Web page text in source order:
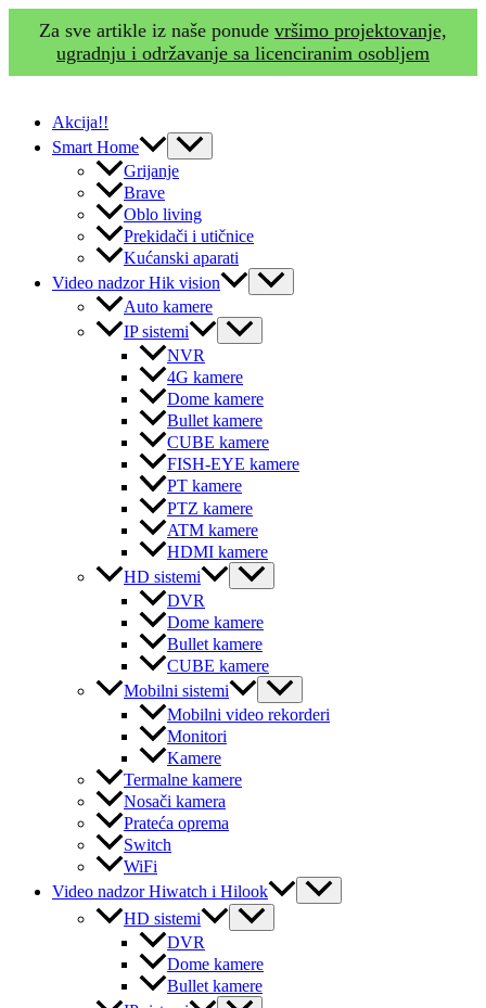
Za sve artikle iz naše ponude vršimo projektovanje,
ugradnju i održavanje sa licenciranim osobljem
contentAkcija!!
Smart Home
Menu
Toggle
Grijanje
Brave
Oblo living
Prekidači i utičnice
Kućanski aparati
Video nadzor Hik vision
Menu
Toggle
Auto kamere
IP sistemi
Menu
Toggle
NVR
4G kamere
Dome kamere
Bullet kamere
CUBE kamere
FISH-EYE kamere
PT kamere
PTZ kamere
ATM kamere
HDMI kamere
HD sistemi
Menu
Toggle
DVR
Dome kamere
Bullet kamere
CUBE kamere
Mobilni sistemi
Menu
Toggle
Mobilni video rekorderi
Monitori
Kamere
Termalne kamere
Nosači kamera
Prateća oprema
Switch
WiFi
Video nadzor Hiwatch i Hilook
Menu
Toggle
HD sistemi
Menu
Toggle
DVR
Dome kamere
Bullet kamere